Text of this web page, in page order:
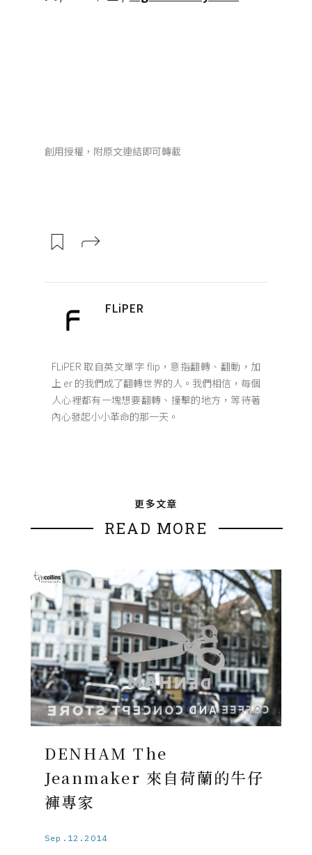
創用授權，附原文連結即可轉載
FLiPER
FLiPER 取自英文單字 flip，意指翻轉、翻動，加
上 er 的我們成了翻轉世界的人。我們相信，每個
人心裡都有一塊想要翻轉、撞擊的地方，等待著
內心發起小小革命的那一天。
更多文章
READ MORE
DENHAM The
Jeanmaker 來自荷蘭的牛仔
褲專家
Sep.12.2014